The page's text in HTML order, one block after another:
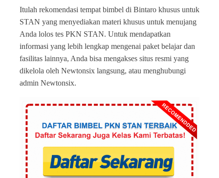
Itulah rekomendasi tempat bimbel di Bintaro khusus untuk
STAN yang menyediakan materi khusus untuk menujang
Anda lolos tes PKN STAN. Untuk mendapatkan
informasi yang lebih lengkap mengenai paket belajar dan
fasilitas lainnya, Anda bisa mengakses situs resmi yang
dikelola oleh Newtonsix langsung, atau menghubungi
admin Newtonsix.